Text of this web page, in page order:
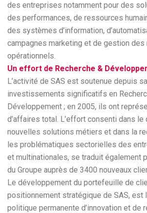
des entreprises notamment pour des
des performances, de ressources
des systèmes d’information,
campagnes marketing et de gestion des
opérationnels.
Un effort de Recherche &
L’activité de SAS est soutenue depuis
investissements significatifs en
Développement ; en 2005, ils ont
d’affaires total. L’effort consenti dans
nouvelles solutions métiers et dans la
les problématiques sectorielles des
et multinationales, se traduit également
du Groupe auprès de 3400 nouveaux
Le développement du portefeuille de
positionnement stratégique de SAS, est
politique permanente d’innovation et de